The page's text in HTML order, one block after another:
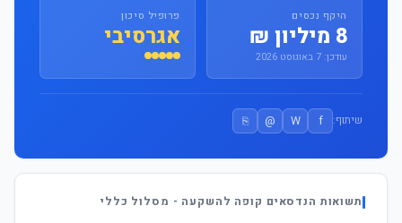
היקף נכסים
8 מיליון ₪
עודכן: 7 באוגוסט 2026
פרופיל סיכון
אגרסיבי
שיתוף: f
W
@
⎘
תשואות הנדסאים קופה להשקעה - מסלול כללי